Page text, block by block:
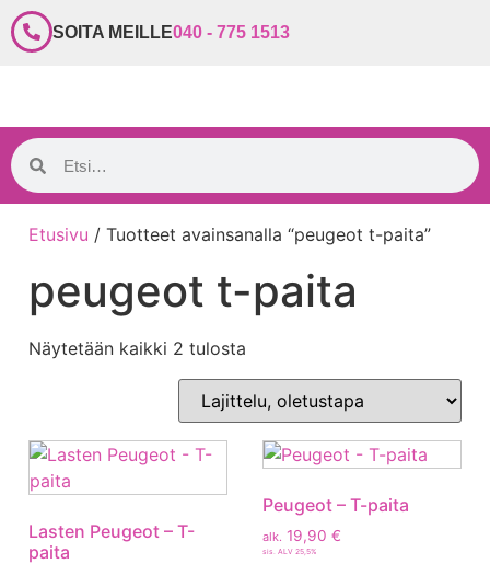
SOITA MEILLE040 - 775 1513
Etusivu / Tuotteet avainsanalla “peugeot t-paita”
peugeot t-paita
Näytetään kaikki 2 tulosta
Lasten Peugeot – T-
paita
Peugeot – T-paita
alk. 19,90 €
sis. ALV 25,5%